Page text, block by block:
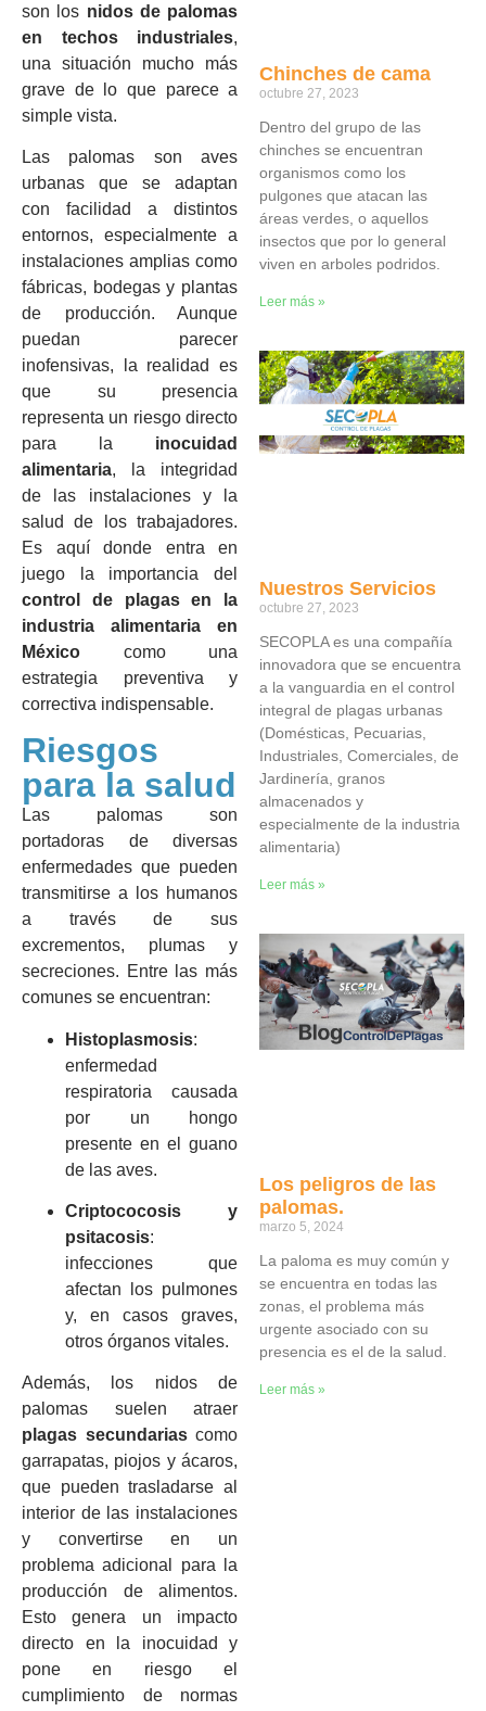
son los nidos de palomas
en techos industriales,
una situación mucho más
grave de lo que parece a
simple vista.
Las palomas son aves
urbanas que se adaptan
con facilidad a distintos
entornos, especialmente a
instalaciones amplias como
fábricas, bodegas y plantas
de producción. Aunque
puedan parecer
inofensivas, la realidad es
que su presencia
representa un riesgo directo
para la inocuidad
alimentaria, la integridad
de las instalaciones y la
salud de los trabajadores.
Es aquí donde entra en
juego la importancia del
control de plagas en la
industria alimentaria en
México como una
estrategia preventiva y
correctiva indispensable.
Riesgos
para la salud
Las palomas son
portadoras de diversas
enfermedades que pueden
transmitirse a los humanos
a través de sus
excrementos, plumas y
secreciones. Entre las más
comunes se encuentran:
Histoplasmosis:
enfermedad
respiratoria causada
por un hongo
presente en el guano
de las aves.
Criptococosis y
psitacosis:
infecciones que
afectan los pulmones
y, en casos graves,
otros órganos vitales.
Además, los nidos de
palomas suelen atraer
plagas secundariascomo
garrapatas, piojos y ácaros,
que pueden trasladarse al
interior de las instalaciones
y convertirse en un
problema adicional para la
producción de alimentos.
Esto genera un impacto
directo en la inocuidad y
pone en riesgo el
cumplimiento de normas
Chinches de cama
octubre 27, 2023
Dentro del grupo de las
chinches se encuentran
organismos como los
pulgones que atacan las
áreas verdes, o aquellos
insectos que por lo general
viven en arboles podridos.
Leer más »
Nuestros Servicios
octubre 27, 2023
SECOPLA es una compañía
innovadora que se encuentra
a la vanguardia en el control
integral de plagas urbanas
(Domésticas, Pecuarias,
Industriales, Comerciales, de
Jardinería, granos
almacenados y
especialmente de la industria
alimentaria)
Leer más »
Los peligros de las
palomas.
marzo 5, 2024
La paloma es muy común y
se encuentra en todas las
zonas, el problema más
urgente asociado con su
presencia es el de la salud.
Leer más »